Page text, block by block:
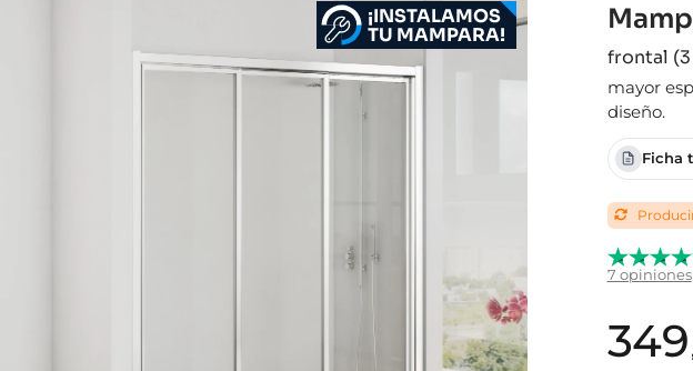
¡INSTALAMOS
TU MAMPARA!
frontal
mayor
diseño.
Ficha
7 opiniones
349